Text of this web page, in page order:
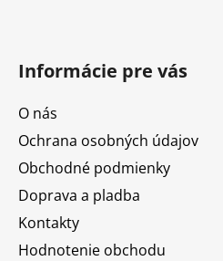
Informácie pre vás
O nás
Ochrana osobných údajov
Obchodné podmienky
Doprava a pladba
Kontakty
Hodnotenie obchodu